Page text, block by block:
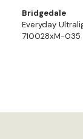
Bridgedale
Everyday
710028xM-035